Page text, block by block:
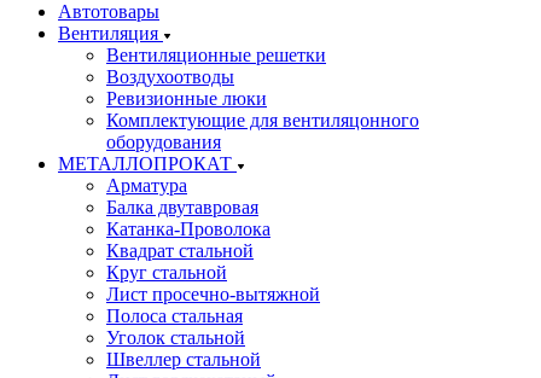
Автотовары
Вентиляция
Вентиляционные решетки
Воздухоотводы
Ревизионные люки
Комплектующие для вентиляцонного
оборудования
МЕТАЛЛОПРОКАТ
Арматура
Балка двутавровая
Катанка-Проволока
Квадрат стальной
Круг стальной
Лист просечно-вытяжной
Полоса стальная
Уголок стальной
Швеллер стальной